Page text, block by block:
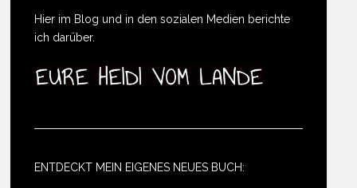
Hier im Blog und in den sozialen Medien berichte
ich darüber.
ENTDECKT MEIN EIGENES NEUES BUCH: